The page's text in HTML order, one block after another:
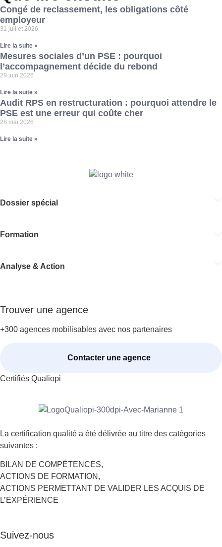
Congé de reclassement, les obligations côté
employeur
31 juillet 2026
Lire la suite »
Mesures sociales d’un PSE : pourquoi
l’accompagnement décide du rebond
29 juin 2026
Lire la suite »
Audit RPS en restructuration : pourquoi attendre le
PSE est une erreur qui coûte cher
28 mai 2026
Lire la suite »
Dossier spécial
Formation
Analyse & Action
Trouver une agence
+300 agences mobilisables avec nos partenaires
Contacter une agence
Certifiés Qualiopi
La certification qualité a été délivrée au titre des catégories
suivantes :
BILAN DE COMPÉTENCES,
ACTIONS DE FORMATION,
ACTIONS PERMETTANT DE VALIDER LES ACQUIS DE
L’EXPÉRIENCE
Suivez-nous